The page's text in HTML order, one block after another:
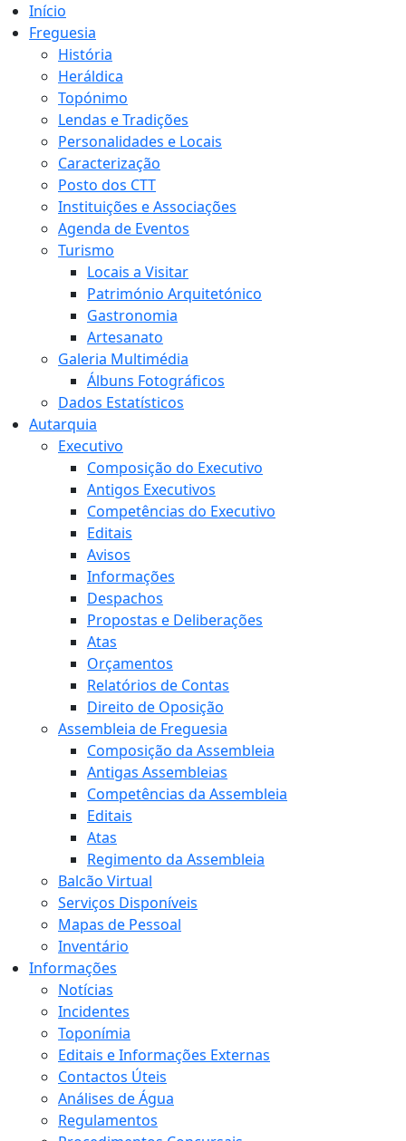
Início
Freguesia
História
Heráldica
Topónimo
Lendas e Tradições
Personalidades e Locais
Caracterização
Posto dos CTT
Instituições e Associações
Agenda de Eventos
Turismo
Locais a Visitar
Património Arquitetónico
Gastronomia
Artesanato
Galeria Multimédia
Álbuns Fotográficos
Dados Estatísticos
Autarquia
Executivo
Composição do Executivo
Antigos Executivos
Competências do Executivo
Editais
Avisos
Informações
Despachos
Propostas e Deliberações
Atas
Orçamentos
Relatórios de Contas
Direito de Oposição
Assembleia de Freguesia
Composição da Assembleia
Antigas Assembleias
Competências da Assembleia
Editais
Atas
Regimento da Assembleia
Balcão Virtual
Serviços Disponíveis
Mapas de Pessoal
Inventário
Informações
Notícias
Incidentes
Toponímia
Editais e Informações Externas
Contactos Úteis
Análises de Água
Regulamentos